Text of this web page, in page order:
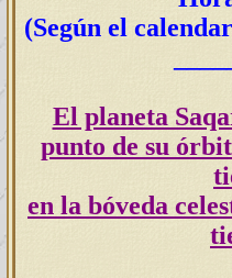
(Según el
El planeta
punto de su
en la bóveda